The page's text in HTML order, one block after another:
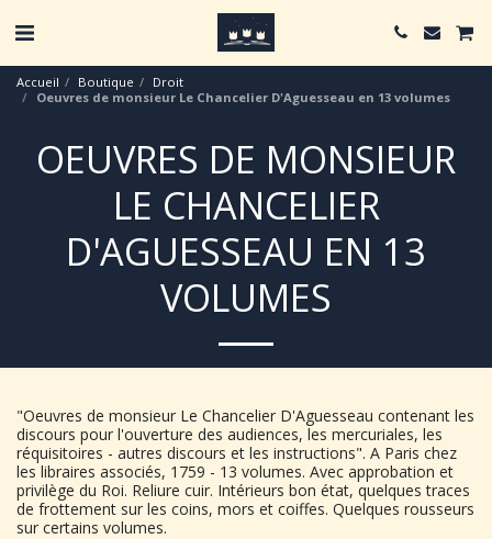
Accueil Boutique
Droit
Oeuvres de monsieur Le Chancelier D'Aguesseau en 13 volumes
OEUVRES DE MONSIEUR
LE CHANCELIER
D'AGUESSEAU EN 13
VOLUMES
"Oeuvres de monsieur Le Chancelier D'Aguesseau contenant les
discours pour l'ouverture des audiences, les mercuriales, les
réquisitoires - autres discours et les instructions". A Paris chez
les libraires associés, 1759 - 13 volumes. Avec approbation et
privilège du Roi. Reliure cuir. Intérieurs bon état, quelques traces
de frottement sur les coins, mors et coiffes. Quelques rousseurs
sur certains volumes.